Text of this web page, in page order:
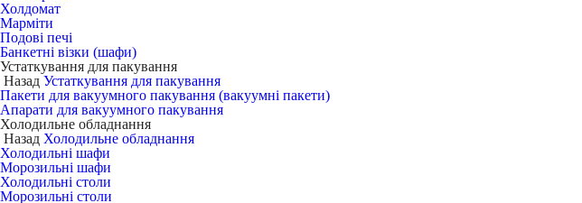
Холдомат
Марміти
Подові печі
Банкетні візки (шафи)
Устаткування для пакування
Назад Устаткування для пакування
Пакети для вакуумного пакування (вакуумні пакети)
Апарати для вакуумного пакування
Холодильне обладнання
Назад Холодильне обладнання
Холодильні шафи
Морозильні шафи
Холодильні столи
Морозильні столи